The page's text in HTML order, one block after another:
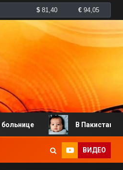
В Пакистане родился
ВИДЕО